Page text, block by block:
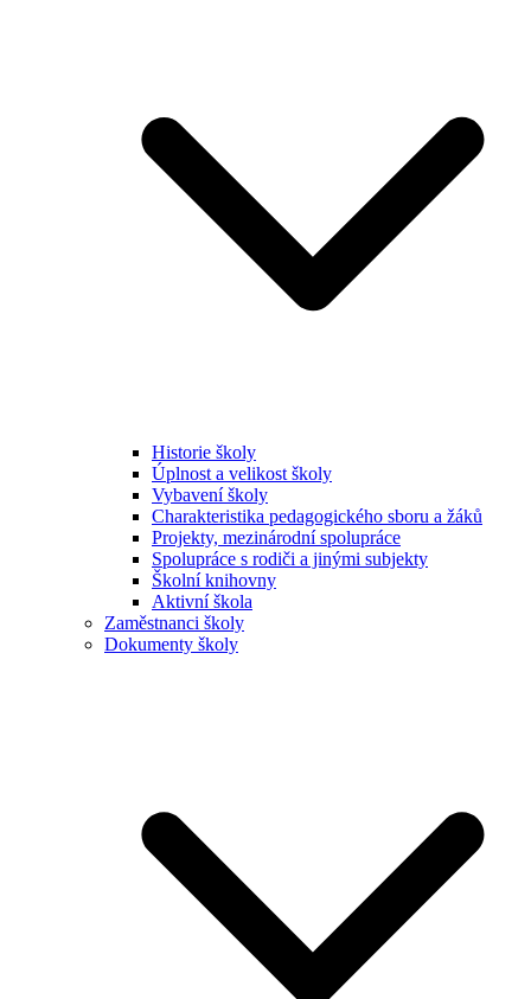
Historie školy
Úplnost a velikost školy
Vybavení školy
Charakteristika pedagogického sboru a žáků
Projekty, mezinárodní spolupráce
Spolupráce s rodiči a jinými subjekty
Školní knihovny
Aktivní škola
Zaměstnanci školy
Dokumenty školy